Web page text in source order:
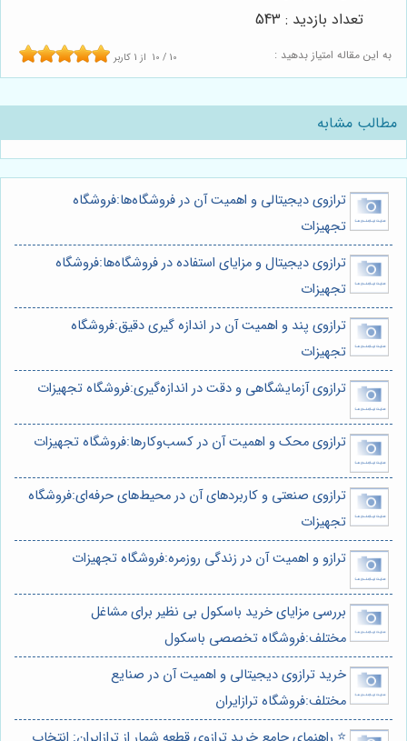
به این مقاله امتیاز بدهید : 10 / از 1کاربر
تعداد بازدید : 543
مطالب مشابه
ترازوی دیجیتالی و اهمیت آن در فروشگاه‌ها:فروشگاه
تجهیزات
ترازوی دیجیتال و مزایای استفاده در فروشگاه‌ها:فروشگاه
تجهیزات
ترازوی پند و اهمیت آن در اندازه گیری دقیق:فروشگاه
تجهیزات
ترازوی آزمایشگاهی و دقت در اندازه‌گیری:فروشگاه تجهیزات
ترازوی محک و اهمیت آن در کسب‌وکارها:فروشگاه تجهیزات
ترازوی صنعتی و کاربردهای آن در محیط‌های حرفه‌ای:فروشگاه
تجهیزات
ترازو و اهمیت آن در زندگی روزمره:فروشگاه تجهیزات
بررسی مزایای خرید باسکول بی نظیر برای مشاغل
مختلف:فروشگاه تخصصی باسکول
خرید ترازوی دیجیتالی و اهمیت آن در صنایع
مختلف:فروشگاه ترازایران